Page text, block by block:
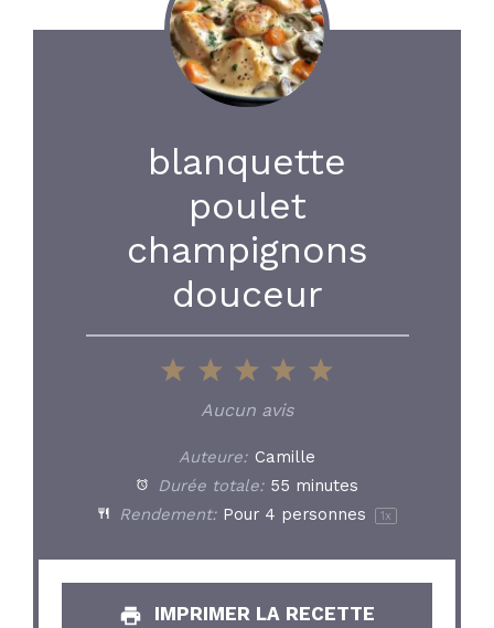
blanquette
poulet
champignons
douceur
5
4
3
Stars
2
Stars
1
Star
Aucun avis
Auteure: Camille
Durée totale: 55 minutes
Rendement: Pour 4 personnes 1 x
IMPRIMER LA RECETTE